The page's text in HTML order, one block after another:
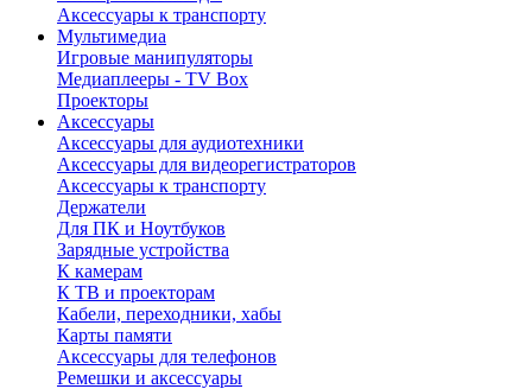
Аксессуары к транспорту
Мультимедиа
Игровые манипуляторы
Медиаплееры - TV Box
Проекторы
Аксессуары
Аксессуары для аудиотехники
Аксессуары для видеорегистраторов
Аксессуары к транспорту
Держатели
Для ПК и Ноутбуков
Зарядные устройства
К камерам
К ТВ и проекторам
Кабели, переходники, хабы
Карты памяти
Аксессуары для телефонов
Ремешки и аксессуары